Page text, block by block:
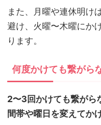
また、月曜や連休明け
避け、火曜〜木曜にか
ります。
何度かけても繋がら
2〜3回かけても繋がら
間帯や曜日を変えてか